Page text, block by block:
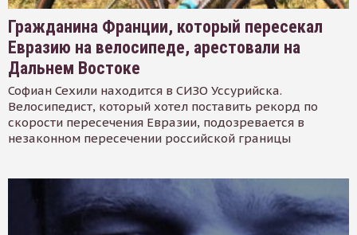
Гражданина Франции, который пересекал
Евразию на велосипеде, арестовали на
Дальнем Востоке
Софиан Сехили находится в СИЗО Уссурийска.
Велосипедист, который хотел поставить рекорд по
скорости пересечения Евразии, подозревается в
незаконном пересечении российской границы